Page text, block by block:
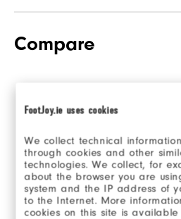
FootJoy.ie uses cookies
We collect technical
through cookies and other
technologies. We collect, for
about the browser you are
system and the IP address of
to the Internet. More
cookies on this site is available
Compare
Premiere Series -
Field